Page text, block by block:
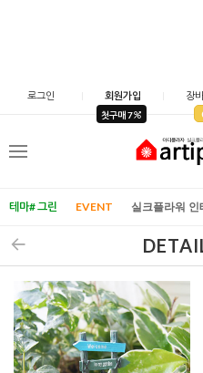
로그인 회원가입
첫구매 7
장
메
테마# 그린 EVENT 실크플라워 인